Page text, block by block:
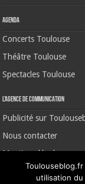
Agenda
Concerts Toulouse
Théâtre Toulouse
Spectacles Toulouse
L’agence de communication
Publicité sur
Nous contacter
Mentions légales
utilisation